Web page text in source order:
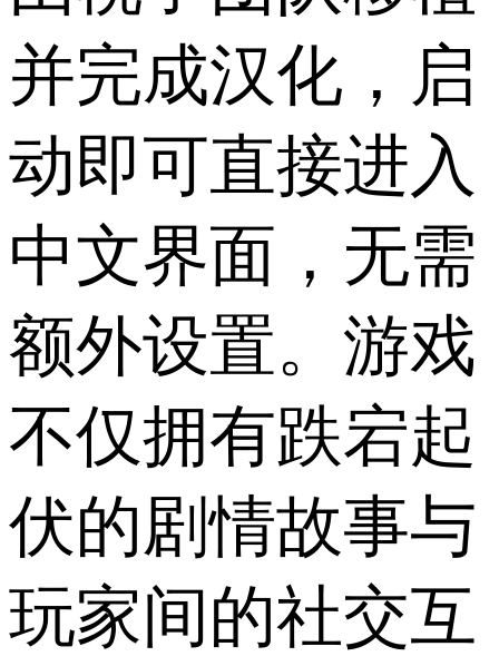
并完成汉化，启
动即可直接进入
中文界面，无需
额外设置。游戏
不仅拥有跌宕起
伏的剧情故事与
玩家间的社交互